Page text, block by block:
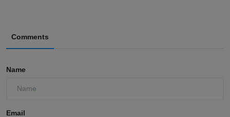
Comments
Name
Email